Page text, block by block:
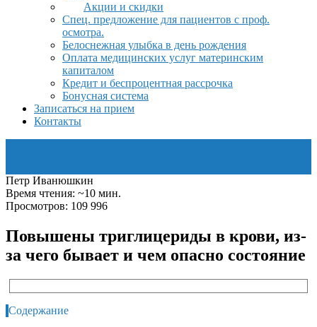
Акции и скидки
Спец. предложение для пациентов с проф.
осмотра.
Белоснежная улыбка в день рождения
Оплата медицинских услуг материнским
капиталом
Кредит и беспроцентная рассрочка
Бонусная система
Записаться на прием
Контакты
Петр Иванюшкин
Время чтения: ~10 мин.
Просмотров: 109 996
Повышены триглицериды в крови, из-
за чего бывает и чем опасно состояние
Содержание